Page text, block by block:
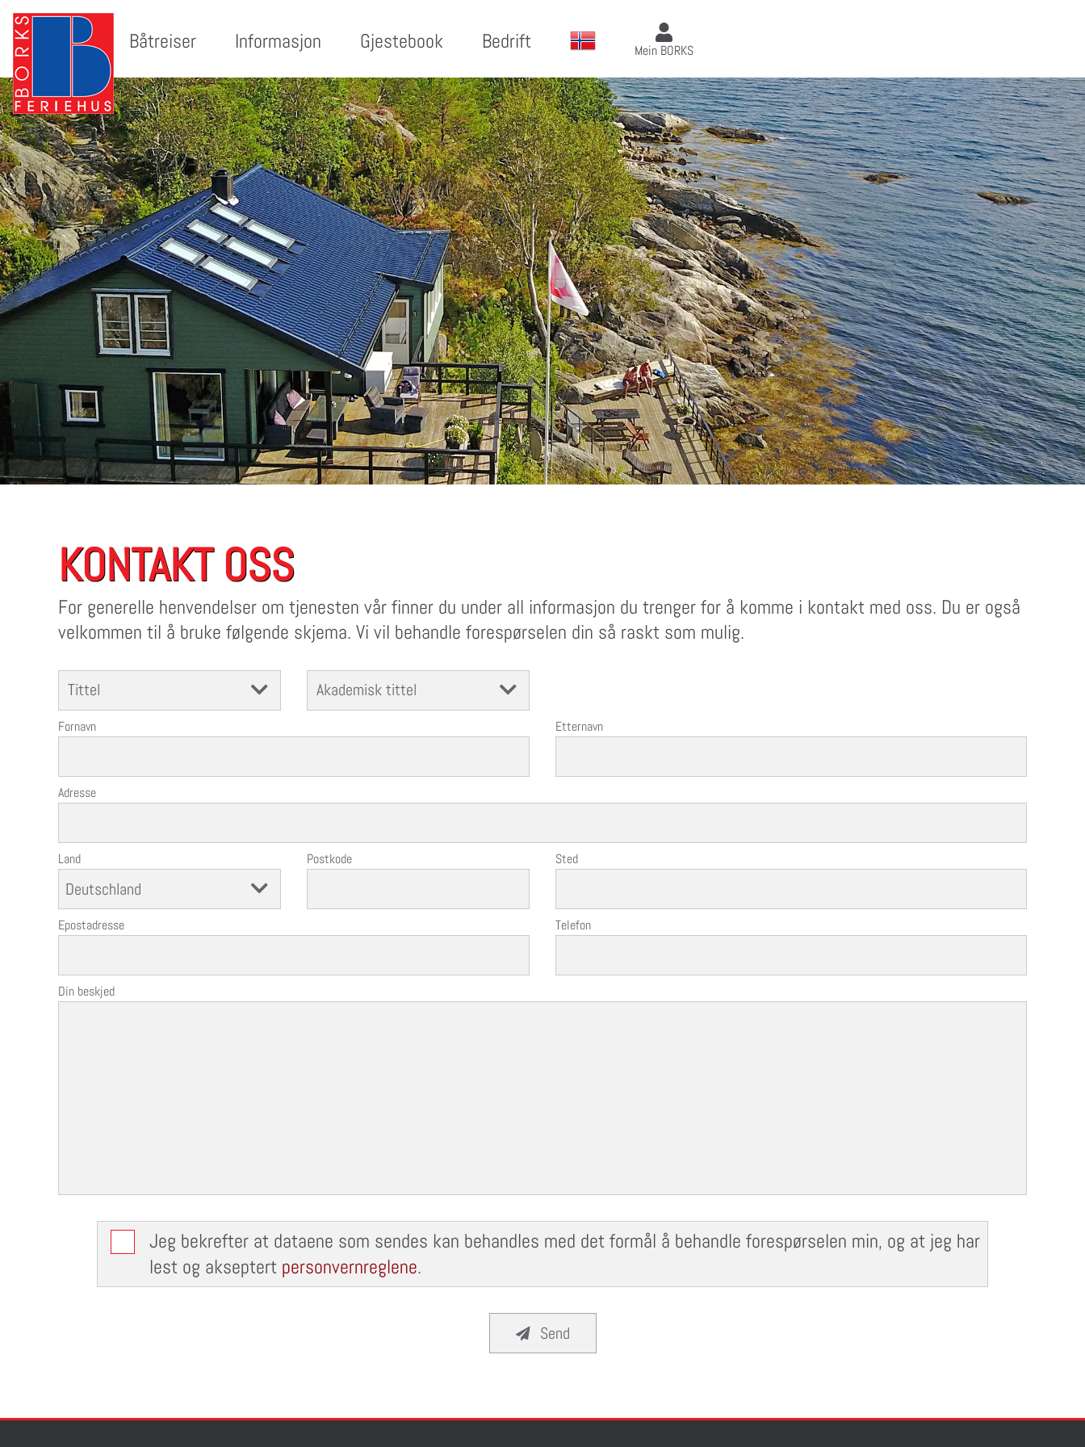
Hytter Båtreiser Informasjon Gjestebook Bedrift Mein BORKS
KONTAKT OSS
For generelle henvendelser om tjenesten vår finner du under all informasjon du trenger for å komme i kontakt med oss. Du er også
velkommen til å bruke følgende skjema. Vi vil behandle forespørselen din så raskt som mulig.
Tittel Akademisk tittel
Fornavn Etternavn
Adresse
Land Postkode Sted
Epostadresse Telefon
Din beskjed
Jeg bekrefter at dataene som sendes kan behandles med det formål å behandle forespørselen min, og at jeg har
lest og akseptert personvernreglene.
Send